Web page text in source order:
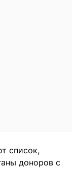
список,
доноров с